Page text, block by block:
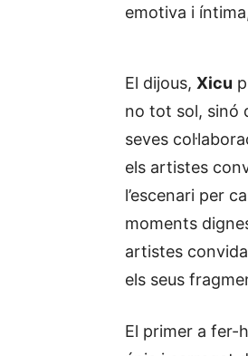
emotiva i
El dijous, Xicu
no tot sol, sinó
seves
els artistes
l’escenari per
moments
artistes
els seus
El primer a fer-